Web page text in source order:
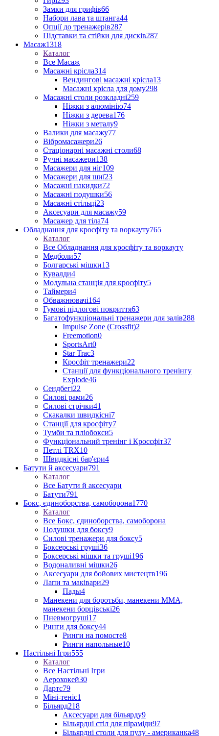
Замки для грифів66
Набори лава та штанга44
Опції до тренажерів287
Підставки та стійки для дисків287
Масаж1318
Каталог
Все Масаж
Масажні крісла314
Вендингові масажні крісла13
Масажні крісла для дому298
Масажні столи розкладні259
Ніжки з алюмінію74
Ніжки з дерева176
Ніжки з металу9
Валики для масажу77
Вібромасажери26
Стаціонарні масажні столи68
Ручні масажери138
Масажери для ніг109
Масажери для шиї23
Масажні накидки72
Масажні подушки56
Масажні стільці23
Аксесуари для масажу59
Масажер для тіла74
Обладнання для кросфіту та воркауту765
Каталог
Все Обладнання для кросфіту та воркауту
Медболи57
Болгарські мішки13
Кувалди4
Модульна станція для кросфіту5
Таймери4
Обважнювачі164
Гумові підлогові покриття63
Багатофункціональні тренажери для залів288
Impulse Zone (Crossfit)2
Freemotion0
SportsArt0
Star Trac3
Кросфіт тренажери22
Станції для функціонального тренінгу
Explode46
Сендбегі22
Силові рами26
Силові стрічки41
Скакалки швидкісні7
Станції для кросфіту7
Тумби та пліобокси5
Функціональний тренінг і Кроссфіт37
Петлі TRX10
Швидкісні бар'єри4
Батути й аксесуари791
Каталог
Все Батути й аксесуари
Батути791
Бокс, єдиноборства, самоборона1770
Каталог
Все Бокс, єдиноборства, самоборона
Подушки для боксу9
Силові тренажери для боксу5
Боксерські груші36
Боксерські мішки та груші196
Водоналивні мішки26
Аксесуари для бойових мистецтв196
Лапи та маківари29
Пады4
Манекени для боротьби, манекени ММА,
манекени борцівські26
Пневмогруші17
Ринги для боксу44
Ринги на помосте8
Ринги напольные10
Настільні Ігри555
Каталог
Все Настільні Ігри
Аерохокей30
Дартс79
Міні-теніс1
Більярд218
Аксесуари для більярду9
Більярдні стіл для піраміди97
Більярдні столи для пулу - американка48